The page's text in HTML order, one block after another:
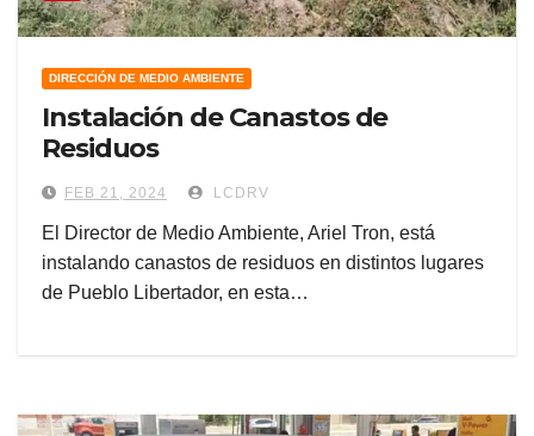
DIRECCIÓN DE MEDIO AMBIENTE
Instalación de Canastos de
Residuos
FEB 21, 2024 LCDRV
El Director de Medio Ambiente, Ariel Tron, está
instalando canastos de residuos en distintos lugares
de Pueblo Libertador, en esta…